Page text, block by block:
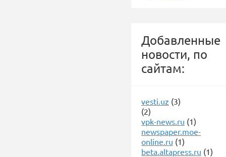
Добавленные
новости, по
сайтам:
vesti.uz (3)
(2)
vpk-news.ru (1)
newspaper.moe-
online.ru (1)
beta.altapress.ru (1)